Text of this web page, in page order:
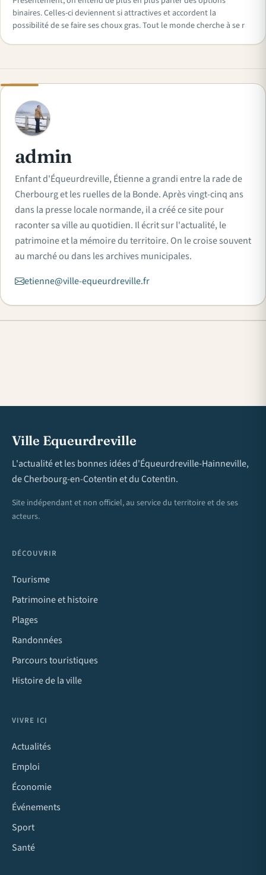
binaires. Celles-ci deviennent si attractives et accordent la
possibilité de se faire ses choux gras. Tout le monde cherche à se r
A
admin
Enfant d'Équeurdreville, Étienne a grandi entre la rade de
Cherbourg et les ruelles de la Bonde. Après vingt-cinq ans
dans la presse locale normande, il a créé ce site pour
raconter sa ville au quotidien. Il écrit sur l'actualité, le
patrimoine et la mémoire du territoire. On le croise souvent
au marché ou dans les archives municipales.
etienne@ville-equeurdreville.fr
Ville Equeurdreville
L'actualité et les bonnes idées d'Équeurdreville-Hainneville,
de Cherbourg-en-Cotentin et du Cotentin.
Site indépendant et non officiel, au service du territoire et de ses
acteurs.
DÉCOUVRIR
Tourisme
Patrimoine et histoire
Plages
Randonnées
Parcours touristiques
Histoire de la ville
VIVRE ICI
Actualités
Emploi
Économie
Événements
Sport
Santé